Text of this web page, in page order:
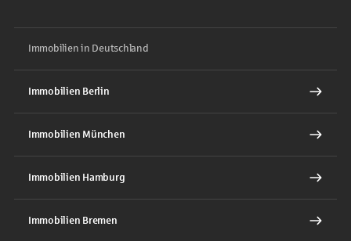
Immobilien in Deutschland
Immobilien Berlin
Immobilien München
Immobilien Hamburg
Immobilien Bremen